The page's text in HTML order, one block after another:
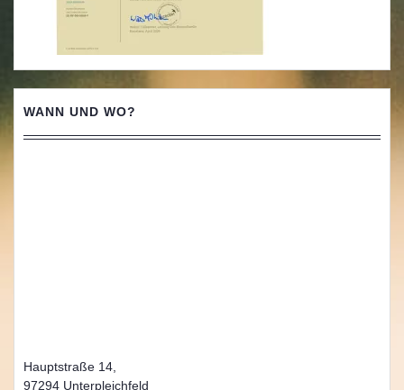
WANN UND WO?
Hauptstraße 14,
97294 Unterpleichfeld